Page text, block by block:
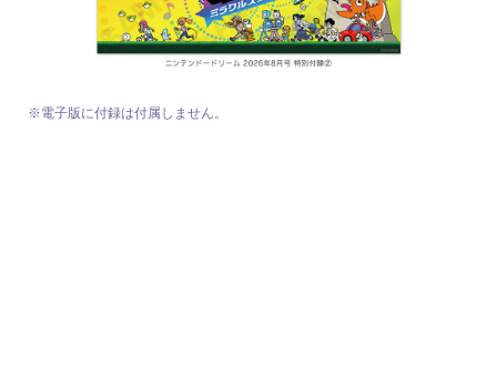
※電子版に付録は付属しません。